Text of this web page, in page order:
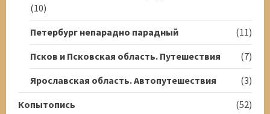
(10)
Петербург непарадно парадный
(11)
Псков и Псковская область. Путешествия
(7)
Ярославская область. Автопутешествия
(3)
Копытопись
(52)